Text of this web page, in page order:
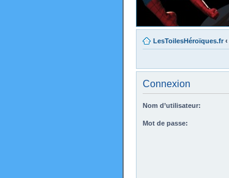
LesToilesHéroïques.fr ‹
Connexion
Nom d’utilisateur:
Mot de passe: